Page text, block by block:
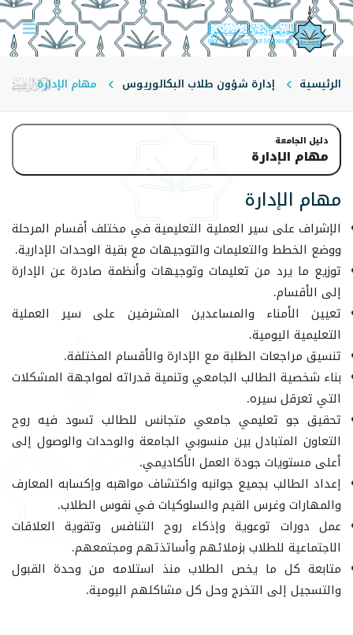
الرئيسية إدارة شؤون طلاب البكالوريوس مهام الإدارة
دليل الجامعة
مهام الإدارة
مهام الإدارة
الإشراف على سير العملية التعليمية في مختلف أقسام المرحلة
ووضع الخطط والتعليمات والتوجيهات مع بقية الوحدات الإدارية.
توزيع ما يرد من تعليمات وتوجيهات وأنظمة صادرة عن الإدارة
إلى الأقسام.
تعيين الأمناء والمساعدين المشرفين على سير العملية
التعليمية اليومية.
تنسيق مراجعات الطلبة مع الإدارة والأقسام المختلفة.
بناء شخصية الطالب الجامعي وتنمية قدراته لمواجهة المشكلات
التي تعرقل سيره.
تحقيق جو تعليمي جامعي متجانس للطالب تسود فيه روح
التعاون المتبادل بين منسوبي الجامعة والوحدات والوصول إلى
أعلى مستويات جودة العمل الأكاديمي.
إعداد الطالب بجميع جوانبه واكتشاف مواهبه وإكسابه المعارف
والمهارات وغرس القيم والسلوكيات في نفوس الطلاب.
عمل دورات توعوية وإذكاء روح التنافس وتقوية العلاقات
الاجتماعية للطلاب بزملائهم وأساتذتهم ومجتمعهم.
متابعة كل ما يخص الطلاب منذ استلامه من وحدة القبول
والتسجيل إلى التخرج وحل كل مشاكلهم اليومية.